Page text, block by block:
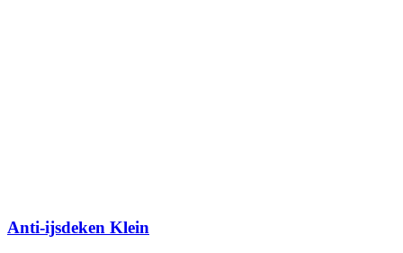
Anti-ijsdeken Klein